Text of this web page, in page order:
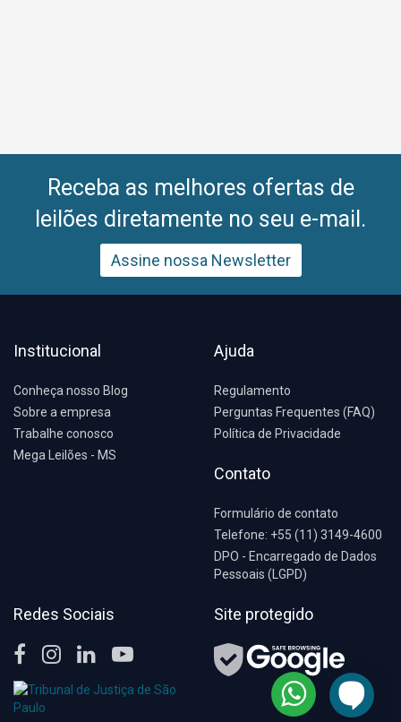
Receba as melhores ofertas de
leilões diretamente no seu e-mail.
Assine nossa Newsletter
Institucional
Conheça nosso Blog
Sobre a empresa
Trabalhe conosco
Mega Leilões - MS
Ajuda
Regulamento
Perguntas Frequentes (FAQ)
Política de Privacidade
Contato
Formulário de contato
Telefone: +55 (11) 3149-4600
DPO - Encarregado de Dados
Pessoais (LGPD)
Redes Sociais Site protegido